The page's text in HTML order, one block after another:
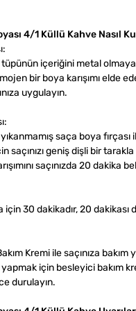
4/1 Küllü Kahve Nasıl
içeriğini metal
bir boya karışımı elde
uygulayın.
saça boya
saçınızı geniş dişli bir
saçınızda 20 dakika
30 dakikadır, 20 dakikası
Kremi ile saçınıza bakım
yapmak için besleyici bakım
durulayın.